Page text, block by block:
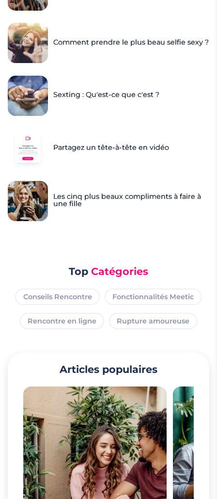
Comment prendre le plus beau selfie sexy ?
Sexting : Qu'est-ce que c'est ?
Partagez un tête-à-tête en vidéo
Les cinq plus beaux compliments à faire à
une fille
Top Catégories
Conseils Rencontre Fonctionnalités Meetic
Rencontre en ligne Rupture amoureuse
Articles populaires